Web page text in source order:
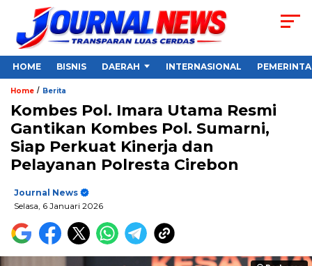
HOME BISNIS DAERAH INTERNASIONAL
Home / Berita
Kombes Pol. Imara Utama Resmi
Gantikan Kombes Pol. Sumarni,
Siap Perkuat Kinerja dan
Pelayanan Polresta Cirebon
Journal News
Selasa, 6 Januari 2026